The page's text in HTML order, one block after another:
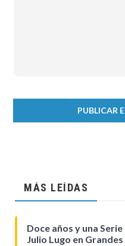
MÁS LEÍDAS
Doce años y una
Julio Lugo en Grandes